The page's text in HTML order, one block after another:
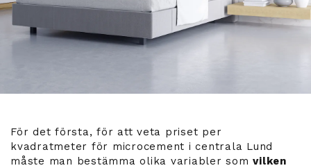
För det första, för att veta priset per
kvadratmeter för microcement i centrala Lund
måste man bestämma olika variabler somvilken